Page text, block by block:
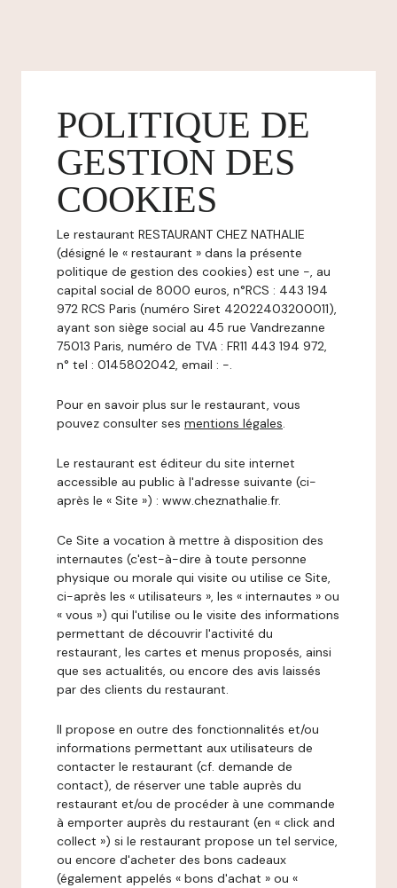
POLITIQUE DE
GESTION DES
COOKIES
Le restaurant RESTAURANT CHEZ NATHALIE
(désigné le « restaurant » dans la présente
politique de gestion des cookies) est une -, au
capital social de 8000 euros, n°RCS : 443 194
972 RCS Paris (numéro Siret 42022403200011),
ayant son siège social au 45 rue Vandrezanne
75013 Paris, numéro de TVA : FR11 443 194 972,
n° tel : 0145802042, email : -.
Pour en savoir plus sur le restaurant, vous
pouvez consulter ses mentions légales.
Le restaurant est éditeur du site internet
accessible au public à l'adresse suivante (ci-
après le « Site ») : www.cheznathalie.fr.
Ce Site a vocation à mettre à disposition des
internautes (c'est-à-dire à toute personne
physique ou morale qui visite ou utilise ce Site,
ci-après les « utilisateurs », les « internautes » ou
« vous ») qui l'utilise ou le visite des informations
permettant de découvrir l'activité du
restaurant, les cartes et menus proposés, ainsi
que ses actualités, ou encore des avis laissés
par des clients du restaurant.
Il propose en outre des fonctionnalités et/ou
informations permettant aux utilisateurs de
contacter le restaurant (cf. demande de
contact), de réserver une table auprès du
restaurant et/ou de procéder à une commande
à emporter auprès du restaurant (en « click and
collect ») si le restaurant propose un tel service,
ou encore d'acheter des bons cadeaux
(également appelés « bons d'achat » ou «